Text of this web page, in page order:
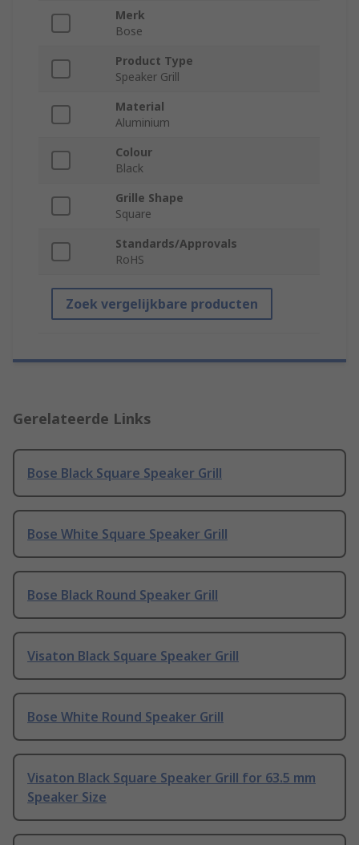
Merk
Bose
Product Type
Speaker Grill
Material
Aluminium
Colour
Black
Grille Shape
Square
Standards/Approvals
RoHS
Zoek vergelijkbare producten
Gerelateerde Links
Bose Black Square Speaker Grill
Bose White Square Speaker Grill
Bose Black Round Speaker Grill
Visaton Black Square Speaker Grill
Bose White Round Speaker Grill
Visaton Black Square Speaker Grill for 63.5 mm
Speaker Size